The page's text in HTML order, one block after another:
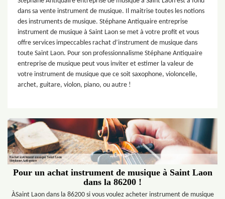
dans sa vente instrument de musique. Il maitrise toutes les notions
des instruments de musique. Stéphane Antiquaire entreprise
instrument de musique à Saint Laon se met à votre profit et vous
offre services impeccables rachat d’instrument de musique dans
toute Saint Laon. Pour son professionnalisme Stéphane Antiquaire
entreprise de musique peut vous inviter et estimer la valeur de
votre instrument de musique que ce soit saxophone, violoncelle,
archet, guitare, violon, piano, ou autre !
Pour un achat instrument de musique à Saint Laon
dans la 86200 !
ÀSaint Laon dans la 86200 si vous voulez acheter instrument de musique